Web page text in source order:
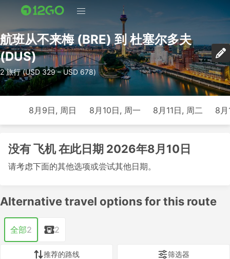
航班从不来梅 (BRE) 到 杜塞尔多夫
(DUS)
2 旅行 (USD 329 – USD 678)
8月9日, 周日 8月10日, 周一 8月11日, 周二 8
没有 飞机 在此日期 2026年8月10日
请考虑下面的其他选项或尝试其他日期。
Alternative travel options for this route
全部2 2
推荐的路线 筛选器